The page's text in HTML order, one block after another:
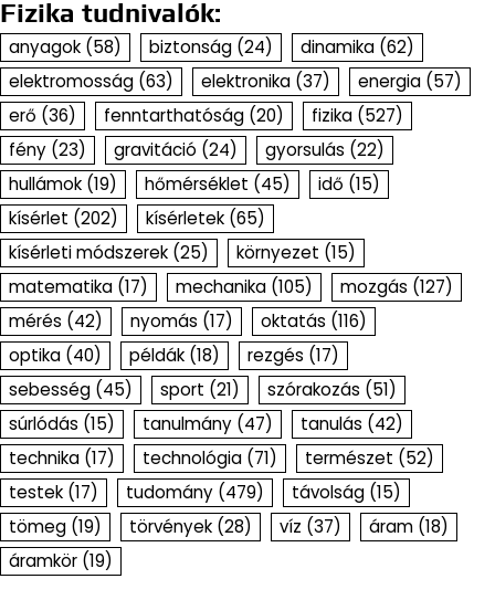
Fizika tudnivalók:
anyagok (58) biztonság (24) dinamika (62)
elektromosság (63) elektronika (37) energia (57)
erő (36) fenntarthatóság (20) fizika (527)
fény (23) gravitáció (24) gyorsulás (22)
hullámok (19) hőmérséklet (45) idő (15)
kísérlet (202) kísérletek (65)
kísérleti módszerek (25) környezet (15)
matematika (17) mechanika (105) mozgás (127)
mérés (42) nyomás (17) oktatás (116)
optika (40) példák (18) rezgés (17)
sebesség (45) sport (21) szórakozás (51)
súrlódás (15) tanulmány (47) tanulás (42)
technika (17) technológia (71) természet (52)
testek (17) tudomány (479) távolság (15)
tömeg (19) törvények (28) víz (37) áram (18)
áramkör (19)